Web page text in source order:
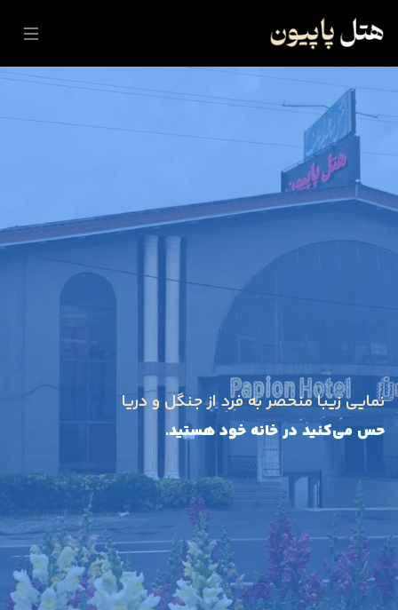
نمایی زیبا منحصر به فرد از جنگل و دریا
حس می‌کنید در خانه خود هستید.